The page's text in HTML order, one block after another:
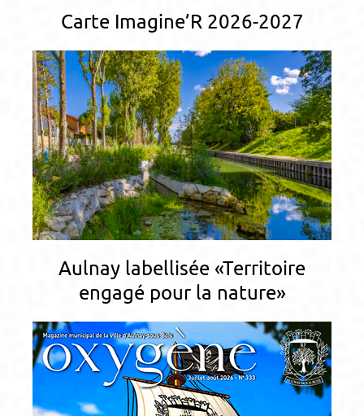
Carte Imagine’R 2026-2027
Aulnay labellisée «Territoire
engagé pour la nature»